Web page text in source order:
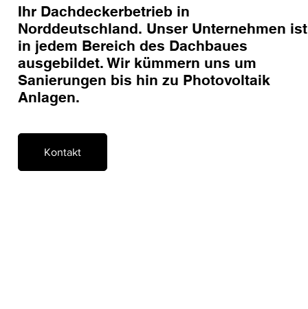
Ihr Dachdeckerbetrieb in
Norddeutschland. Unser Unternehmen ist
in jedem Bereich des Dachbaues
ausgebildet. Wir kümmern uns um
Sanierungen bis hin zu Photovoltaik
Anlagen.
Kontakt